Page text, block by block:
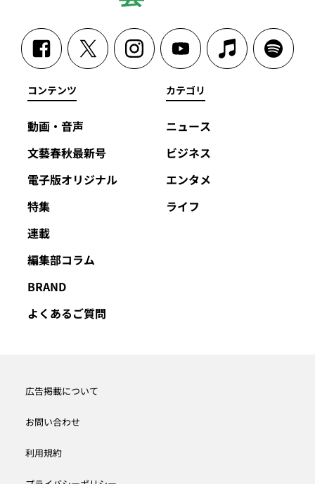
コンテンツ
動画・音声
文藝春秋最新号
電子版オリジナル
特集
連載
編集部コラム
BRAND
よくあるご質問
カテゴリ
ニュース
ビジネス
エンタメ
ライフ
広告掲載について
お問い合わせ
利用規約